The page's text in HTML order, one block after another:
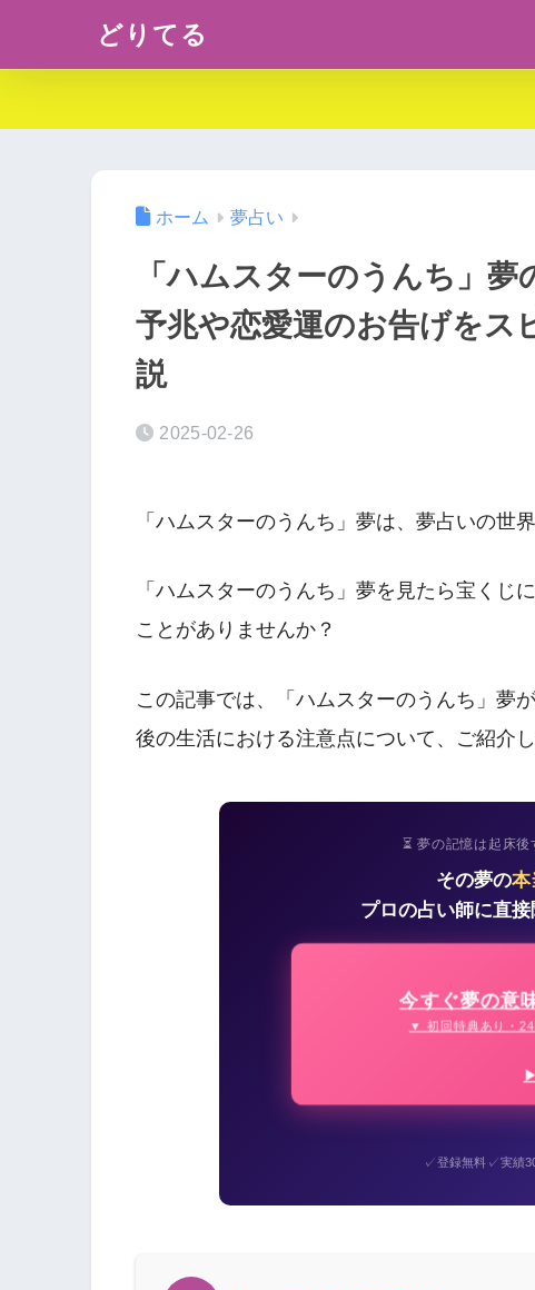
どりてる
ホーム 夢占い
「ハムスターのうんち」
予兆や恋愛運のお告げをス
説
2025-02-26
「ハムスターのうんち」夢は、夢占いの世
「ハムスターのうんち」夢を見たら宝くじ
ことがありませんか？
この記事では、「ハムスターのうんち」夢
後の生活における注意点について、ご紹介し
⏳ 夢の記憶は起床
その夢の本
プロの占い師に直
今すぐ夢の意
▼ 初回特典あり・
✓登録無料✓実績